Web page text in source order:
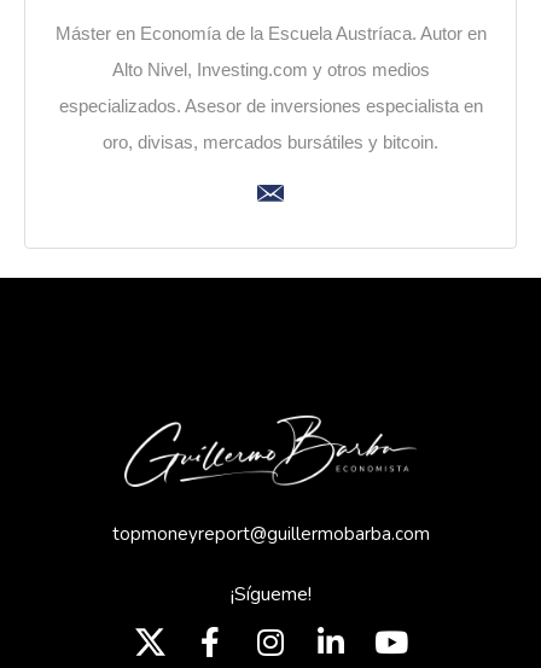
Máster en Economía de la Escuela Austríaca. Autor en
Alto Nivel, Investing.com y otros medios
especializados. Asesor de inversiones especialista en
oro, divisas, mercados bursátiles y bitcoin.
topmoneyreport@guillermobarba.com
¡Sígueme!